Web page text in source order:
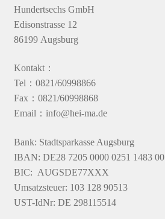
Hundertsechs GmbH
Edisonstrasse 12
86199 Augsburg
Kontakt：
Tel：0821/60998866
Fax：0821/60998868
Email：info@hei-ma.de
Bank: Stadtsparkasse Augsburg
IBAN: DE28 7205 0000 0251 1483 00
BIC: AUGSDE77XXX
Umsatzsteuer: 103 128 90513
UST-IdNr: DE 298115514